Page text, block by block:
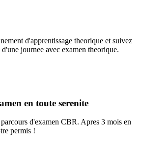
d'apprentissage theorique et suivez
journee avec examen theorique.
en toute serenite
d'examen CBR. Apres 3 mois en
permis !